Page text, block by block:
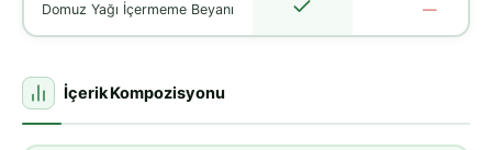
Domuz Yağı İçermeme Beyanı —
İçerik Kompozisyonu